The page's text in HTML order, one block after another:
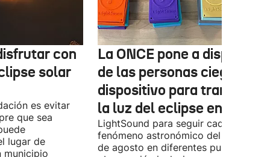
con
solar
es evitar
que sea
lugar de
municipio
La ONCE pone a
de las personas ciegas un
dispositivo para
la luz del eclipse en
LightSound para seguir cada fase del
fenómeno astronómico del próximo
de agosto en diferentes puntos de